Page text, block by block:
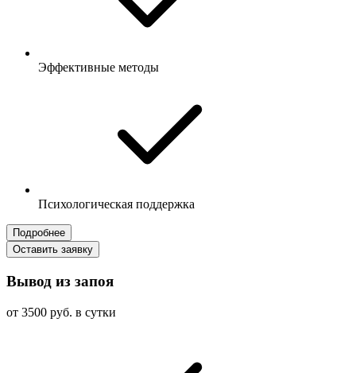
Эффективные методы
Психологическая поддержка
Подробнее
Оставить заявку
Вывод из запоя
от 3500 руб. в сутки